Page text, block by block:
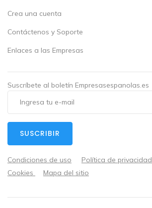
Crea una cuenta
Contáctenos y Soporte
Enlaces a las Empresas
Suscríbete al boletín Empresasespanolas.es
Condiciones de uso Política de privacidad
Cookies
Mapa del sitio
SUSCRIBIR